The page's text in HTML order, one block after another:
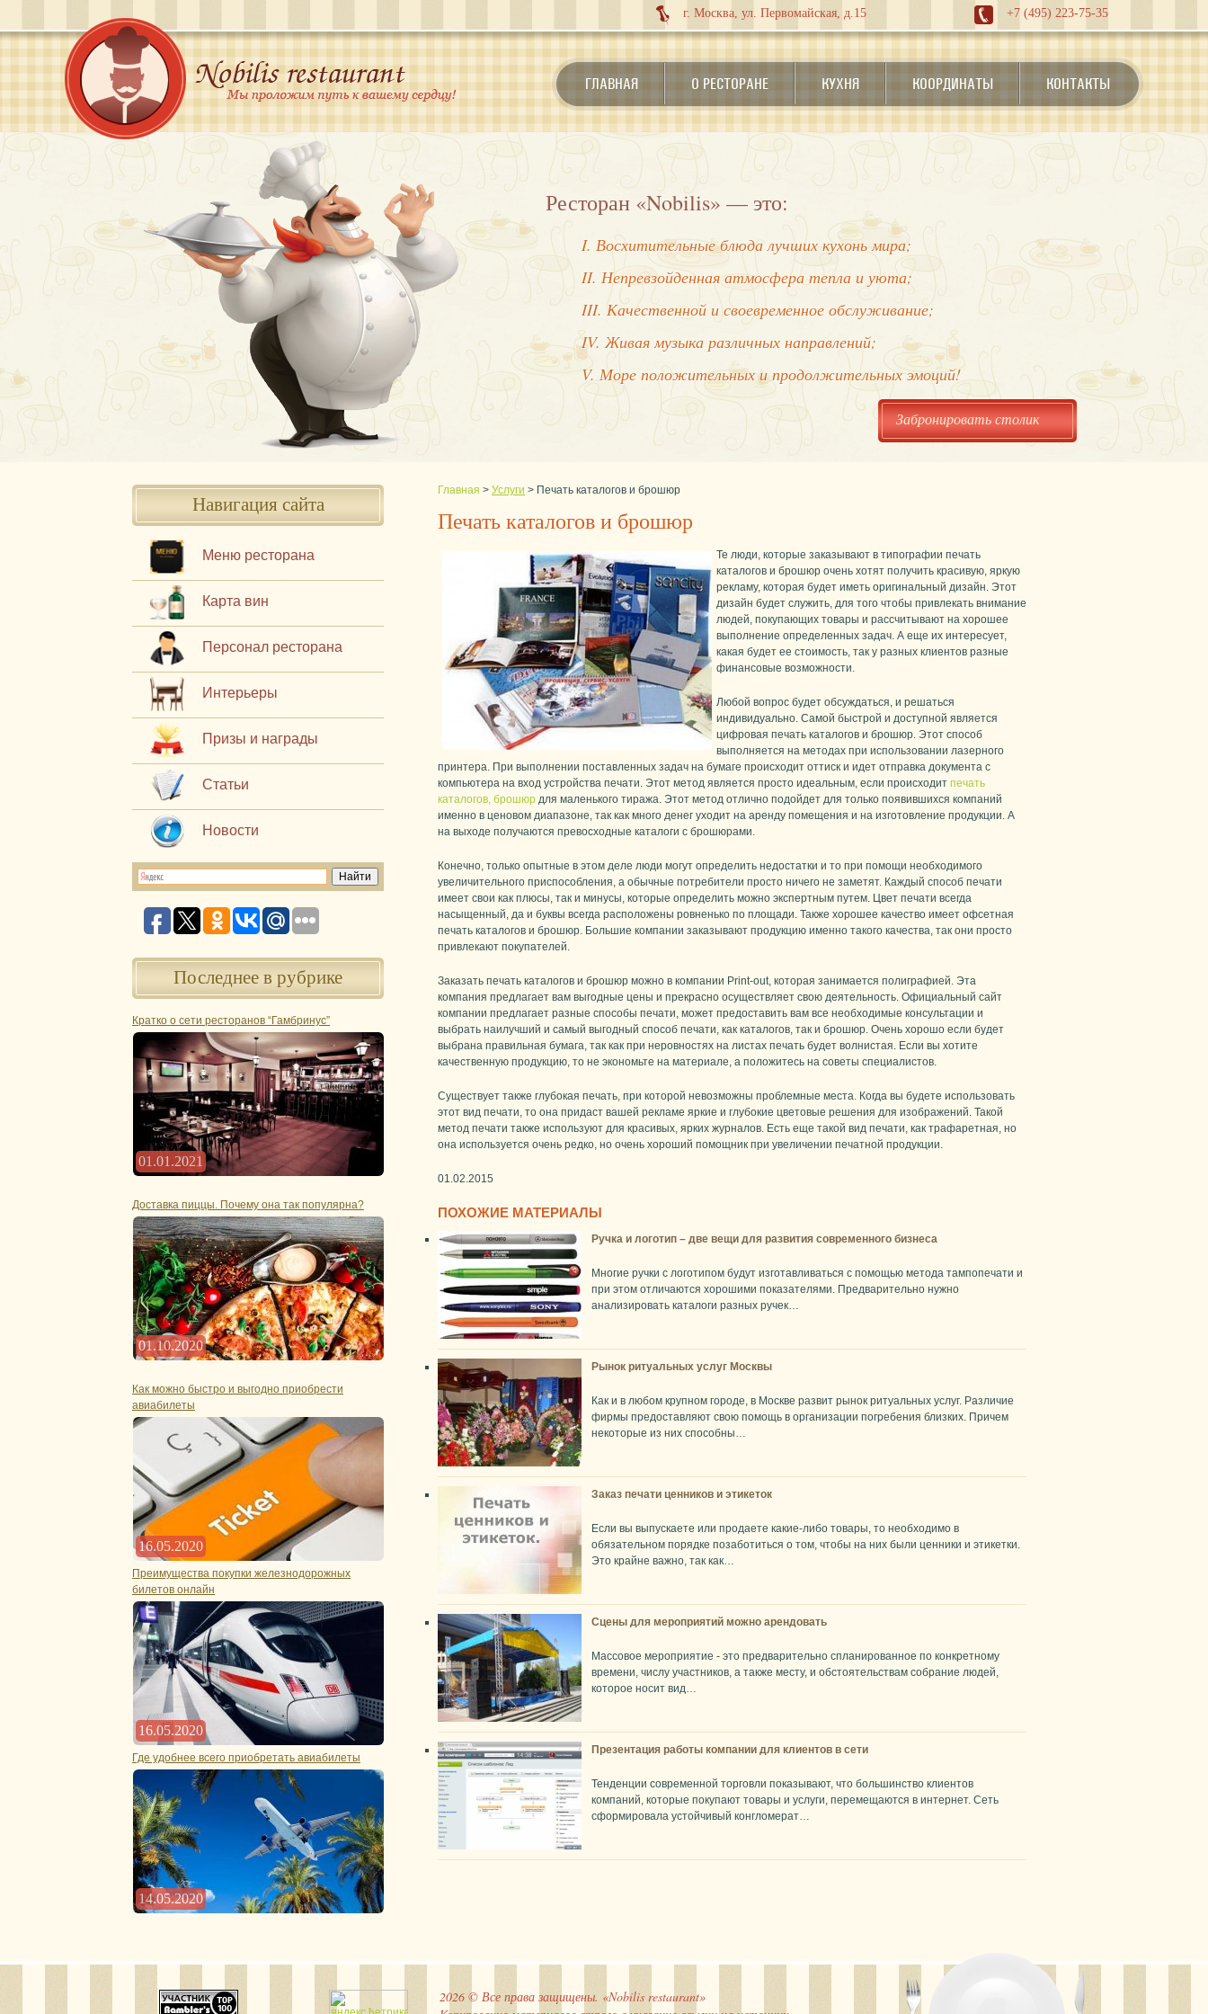
г. Москва, ул. Первомайская, д.15 +7 (495) 223-75-35
ГЛАВНАЯ О РЕСТОРАНЕ КУХНЯ КООРДИНАТЫ КОНТАКТЫ
Ресторан «Nobilis» — это:
I. Восхитительные блюда лучших кухонь мира;
II. Непревзойденная атмосфера тепла и уюта;
III. Качественной и своевременное обслуживание;
IV. Живая музыка различных направлений;
V. Море положительных и продолжительных эмоций!
Забронировать столик
Навигация сайта
Меню ресторана
Карта вин
Персонал ресторана
Интерьеры
Призы и награды
Статьи
Новости
Последнее в рубрике
Кратко о сети ресторанов “Гамбринус”
01.01.2021
Доставка пиццы. Почему она так популярна?
01.10.2020
Как можно быстро и выгодно приобрести
авиабилеты
16.05.2020
Преимущества покупки железнодорожных
билетов онлайн
16.05.2020
Где удобнее всего приобретать авиабилеты
14.05.2020
Главная > Услуги > Печать каталогов и брошюр
Печать каталогов и брошюр
Те люди, которые заказывают в типографии печать
каталогов и брошюр очень хотят получить красивую, яркую
рекламу, которая будет иметь оригинальный дизайн. Этот
дизайн будет служить, для того чтобы привлекать внимание
людей, покупающих товары и рассчитывают на хорошее
выполнение определенных задач. А еще их интересует,
какая будет ее стоимость, так у разных клиентов разные
финансовые возможности.
Любой вопрос будет обсуждаться, и решаться
индивидуально. Самой быстрой и доступной является
цифровая печать каталогов и брошюр. Этот способ
выполняется на методах при использовании лазерного
принтера. При выполнении поставленных задач на бумаге происходит оттиск и идет отправка документа с
компьютера на вход устройства печати. Этот метод является просто идеальным, если происходит печать
каталогов, брошюр для маленького тиража. Этот метод отлично подойдет для только появившихся компаний
именно в ценовом диапазоне, так как много денег уходит на аренду помещения и на изготовление продукции. А
на выходе получаются превосходные каталоги с брошюрами.
Конечно, только опытные в этом деле люди могут определить недостатки и то при помощи необходимого
увеличительного приспособления, а обычные потребители просто ничего не заметят. Каждый способ печати
имеет свои как плюсы, так и минусы, которые определить можно экспертным путем. Цвет печати всегда
насыщенный, да и буквы всегда расположены ровненько по площади. Также хорошее качество имеет офсетная
печать каталогов и брошюр. Большие компании заказывают продукцию именно такого качества, так они просто
привлекают покупателей.
Заказать печать каталогов и брошюр можно в компании Print-out, которая занимается полиграфией. Эта
компания предлагает вам выгодные цены и прекрасно осуществляет свою деятельность. Официальный сайт
компании предлагает разные способы печати, может предоставить вам все необходимые консультации и
выбрать наилучший и самый выгодный способ печати, как каталогов, так и брошюр. Очень хорошо если будет
выбрана правильная бумага, так как при неровностях на листах печать будет волнистая. Если вы хотите
качественную продукцию, то не экономьте на материале, а положитесь на советы специалистов.
Существует также глубокая печать, при которой невозможны проблемные места. Когда вы будете использовать
этот вид печати, то она придаст вашей рекламе яркие и глубокие цветовые решения для изображений. Такой
метод печати также используют для красивых, ярких журналов. Есть еще такой вид печати, как трафаретная, но
она используется очень редко, но очень хороший помощник при увеличении печатной продукции.
01.02.2015
ПОХОЖИЕ МАТЕРИАЛЫ
Ручка и логотип – две вещи для развития современного бизнеса
Многие ручки с логотипом будут изготавливаться с помощью метода тампопечати и
при этом отличаются хорошими показателями. Предварительно нужно
анализировать каталоги разных ручек…
Рынок ритуальных услуг Москвы
Как и в любом крупном городе, в Москве развит рынок ритуальных услуг. Различие
фирмы предоставляют свою помощь в организации погребения близких. Причем
некоторые из них способны…
Заказ печати ценников и этикеток
Если вы выпускаете или продаете какие-либо товары, то необходимо в
обязательном порядке позаботиться о том, чтобы на них были ценники и этикетки.
Это крайне важно, так как…
Сцены для мероприятий можно арендовать
Массовое мероприятие - это предварительно спланированное по конкретному
времени, числу участников, а также месту, и обстоятельствам собрание людей,
которое носит вид…
Презентация работы компании для клиентов в сети
Тенденции современной торговли показывают, что большинство клиентов
компаний, которые покупают товары и услуги, перемещаются в интернет. Сеть
сформировала устойчивый конгломерат…
2026 © Все права защищены. «Nobilis restaurant»